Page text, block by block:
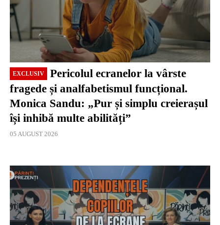
EXCLUSIV
fragede și analfabetismul funcțional.
Monica Sandu: „Pur și simplu creierașul
își inhibă multe abilități”
05 AUGUST 2026
EXCLUSIV